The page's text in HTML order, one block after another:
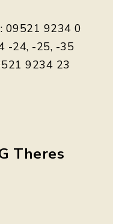
09521 9234 0
-24, -25, -35
9234 23
Theres